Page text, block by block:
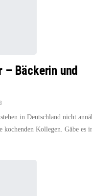
Bäckerin und
in Deutschland nicht
Kollegen. Gäbe es